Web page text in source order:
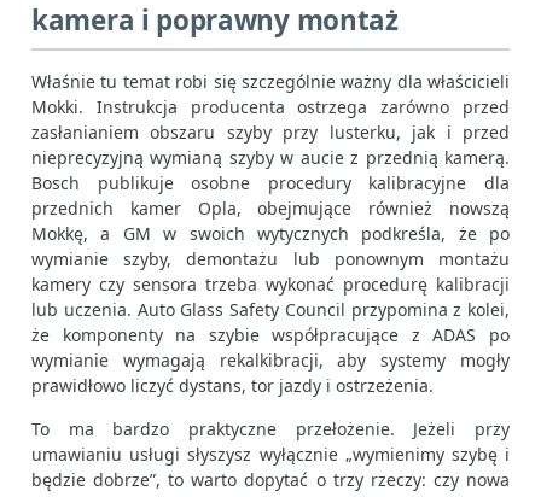
kamera i poprawny montaż
Właśnie tu temat robi się szczególnie ważny dla właścicieli
Mokki. Instrukcja producenta ostrzega zarówno przed
zasłanianiem obszaru szyby przy lusterku, jak i przed
nieprecyzyjną wymianą szyby w aucie z przednią kamerą.
Bosch publikuje osobne procedury kalibracyjne dla
przednich kamer Opla, obejmujące również nowszą
Mokkę, a GM w swoich wytycznych podkreśla, że po
wymianie szyby, demontażu lub ponownym montażu
kamery czy sensora trzeba wykonać procedurę kalibracji
lub uczenia. Auto Glass Safety Council przypomina z kolei,
że komponenty na szybie współpracujące z ADAS po
wymianie wymagają rekalkibracji, aby systemy mogły
prawidłowo liczyć dystans, tor jazdy i ostrzeżenia.
To ma bardzo praktyczne przełożenie. Jeżeli przy
umawianiu usługi słyszysz wyłącznie „wymienimy szybę i
będzie dobrze”, to warto dopytać o trzy rzeczy: czy nowa